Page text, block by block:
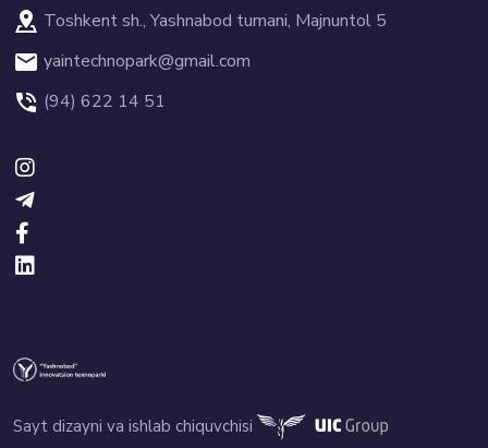
Toshkent sh., Yashnabod tumani, Majnuntol 5
yaintechnopark@gmail.com
(94) 622 14 51
Sayt dizayni va ishlab chiquvchisi